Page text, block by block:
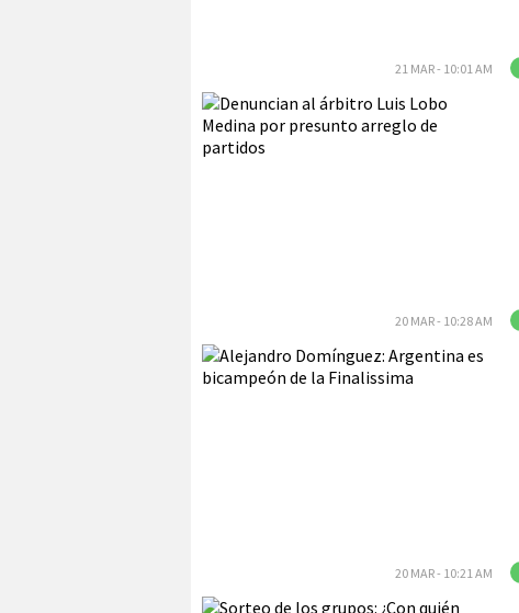
21 MAR - 10:01 AM
20 MAR - 10:28 AM
20 MAR - 10:21 AM